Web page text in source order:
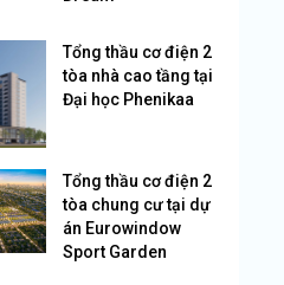
Tổng thầu cơ điện 2
tòa nhà cao tầng tại
Đại học Phenikaa
Tổng thầu cơ điện 2
tòa chung cư tại dự
án Eurowindow
Sport Garden